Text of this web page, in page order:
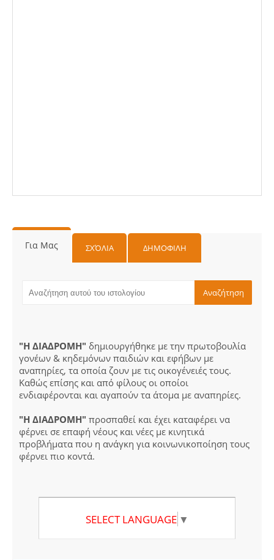
Για Μας ΣΧΌΛΙΑ ΔΗΜΟΦΙΛΗ
"Η ΔΙΑΔΡΟΜΗ" δημιουργήθηκε με την πρωτοβουλία
γονέων & κηδεμόνων παιδιών και εφήβων με
αναπηρίες, τα οποία ζουν με τις οικογένειές τους.
Καθώς επίσης και από φίλους οι οποίοι
ενδιαφέρονται και αγαπούν τα άτομα με αναπηρίες.
"Η ΔΙΑΔΡΟΜΗ" προσπαθεί και έχει καταφέρει να
φέρνει σε επαφή νέους και νέες με κινητικά
προβλήματα που η ανάγκη για κοινωνικοποίηση τους
φέρνει πιο κοντά.
SELECT LANGUAGE ▼